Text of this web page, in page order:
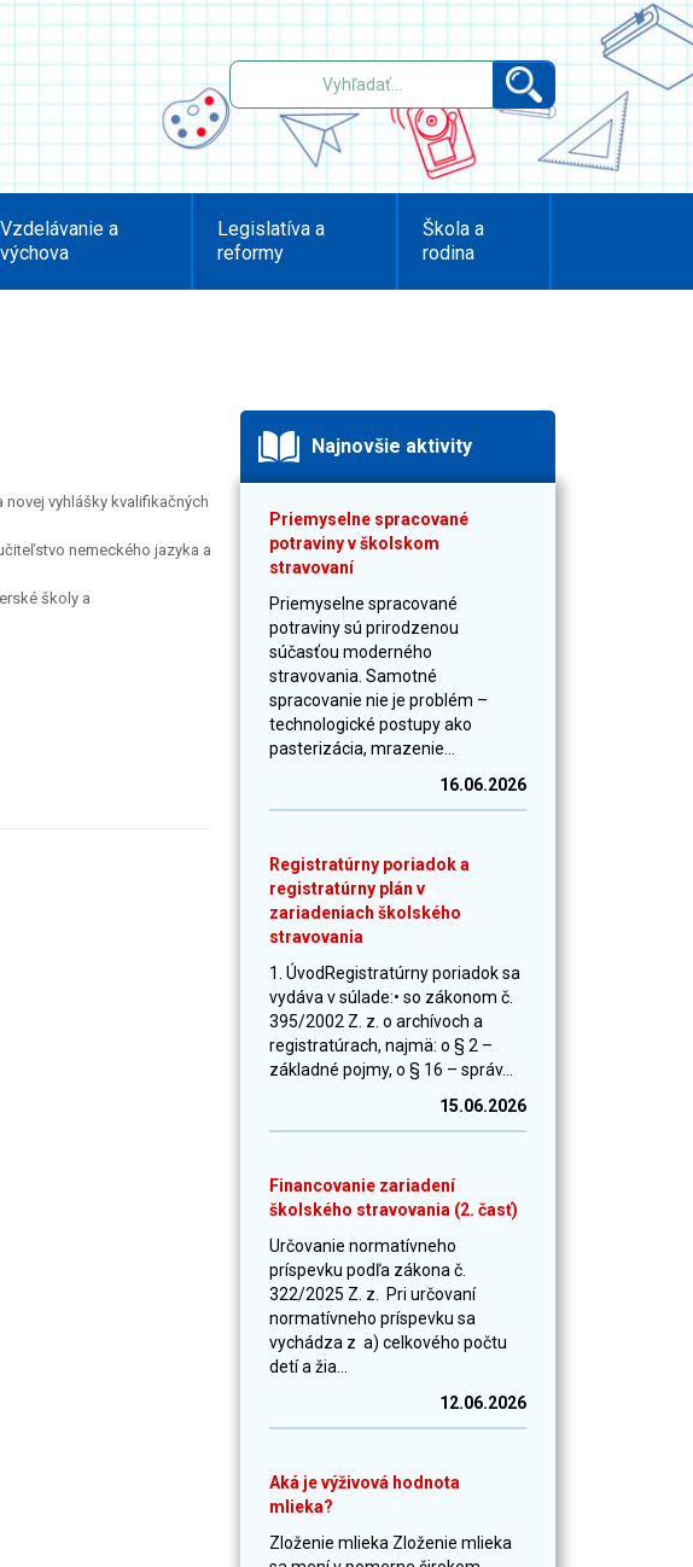
Vzdelávanie a
výchova
Legislatíva a
reformy
Škola a
rodina
vyhlášky kvalifikačných
nemeckého jazyka a
školy a
Najnovšie aktivity
Priemyselne spracované
potraviny v školskom
stravovaní
Priemyselne spracované
potraviny sú prirodzenou
súčasťou moderného
stravovania. Samotné
spracovanie nie je problém –
technologické postupy ako
pasterizácia, mrazenie...
16.06.2026
Registratúrny poriadok a
registratúrny plán v
zariadeniach školského
stravovania
1. ÚvodRegistratúrny poriadok sa
vydáva v súlade:• so zákonom č.
395/2002 Z. z. o archívoch a
registratúrach, najmä: o § 2 –
základné pojmy, o § 16 – správ...
15.06.2026
Financovanie zariadení
školského stravovania (2. časť)
Určovanie normatívneho
príspevku podľa zákona č.
322/2025 Z. z. Pri určovaní
normatívneho príspevku sa
vychádza z a) celkového počtu
detí a žia...
12.06.2026
Aká je výživová hodnota
mlieka?
Zloženie mlieka Zloženie mlieka